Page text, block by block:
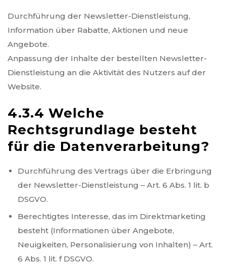
Durchführung der Newsletter-Dienstleistung,
Information über Rabatte, Aktionen und neue
Angebote.
Anpassung der Inhalte der bestellten Newsletter-
Dienstleistung an die Aktivität des Nutzers auf der
Website.
4.3.4 Welche
Rechtsgrundlage besteht
für die Datenverarbeitung?
Durchführung des Vertrags über die Erbringung
der Newsletter-Dienstleistung – Art. 6 Abs. 1 lit. b
DSGVO.
Berechtigtes Interesse, das im Direktmarketing
besteht (Informationen über Angebote,
Neuigkeiten, Personalisierung von Inhalten) – Art.
6 Abs. 1 lit. f DSGVO.